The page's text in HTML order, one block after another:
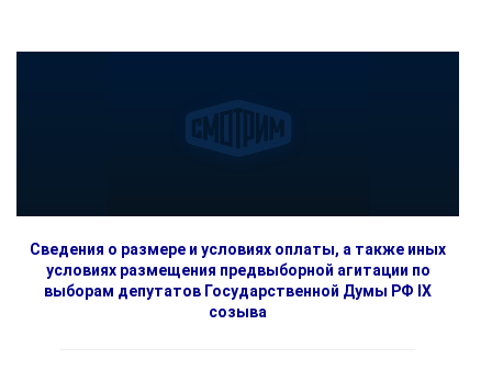
Сведения о размере и условиях оплаты, а также иных
условиях размещения предвыборной агитации по
выборам депутатов Государственной Думы РФ IX
созыва